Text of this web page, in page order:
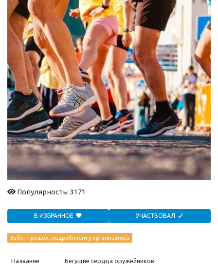
Популярность: 3171
В ИЗБРАННОЕ УЧАСТВОВАЛ
Забег прошел, подробности у организатора
Название Бегущие сердца оружейников